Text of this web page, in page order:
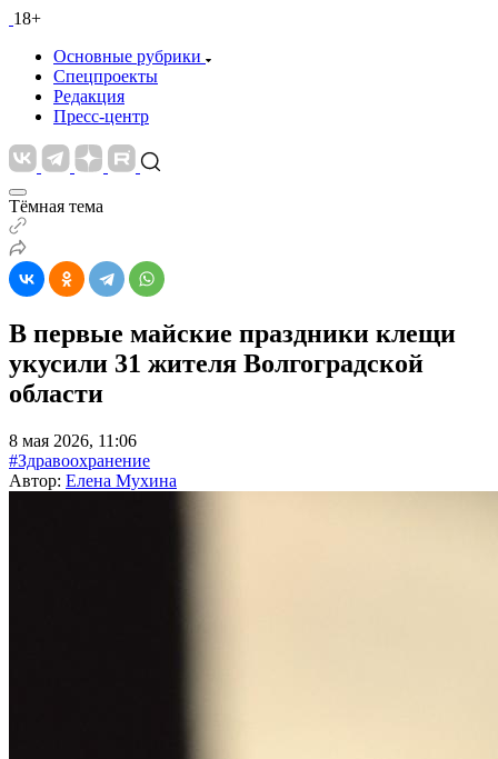
18+
Основные рубрики
Спецпроекты
Редакция
Пресс-центр
Тёмная тема
В первые майские праздники клещи
укусили 31 жителя Волгоградской
области
8 мая 2026, 11:06
#Здравоохранение
Автор: Елена Мухина